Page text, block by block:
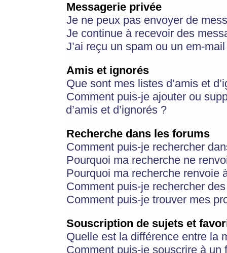
Messagerie privée
Je ne peux pas envoyer de
Je continue à recevoir des
J’ai reçu un spam ou un em-
Amis et ignorés
Que sont mes listes d’amis et
Comment puis-je ajouter ou
d’amis et d’ignorés ?
Recherche dans les forums
Comment puis-je rechercher
Pourquoi ma recherche ne
Pourquoi ma recherche renvoie
Comment puis-je rechercher
Comment puis-je trouver mes
Souscription de sujets et
Quelle est la différence entre la
Comment puis-je souscrire à